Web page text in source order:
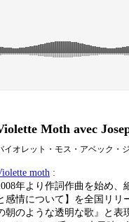
Moth avec
イオレット・モス・アベック・
moth :
年より作詞作曲を始め、
感情について】を全国リリ
朝のような透明な歌』と表